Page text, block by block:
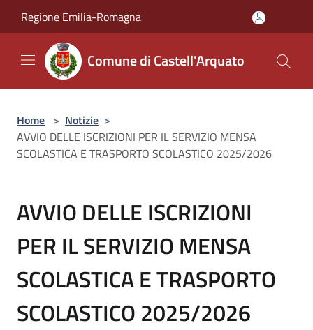
Regione Emilia-Romagna
Comune di Castell'Arquato
Home > Notizie >
AVVIO DELLE ISCRIZIONI PER IL SERVIZIO MENSA
SCOLASTICA E TRASPORTO SCOLASTICO 2025/2026
AVVIO DELLE ISCRIZIONI
PER IL SERVIZIO MENSA
SCOLASTICA E TRASPORTO
SCOLASTICO 2025/2026